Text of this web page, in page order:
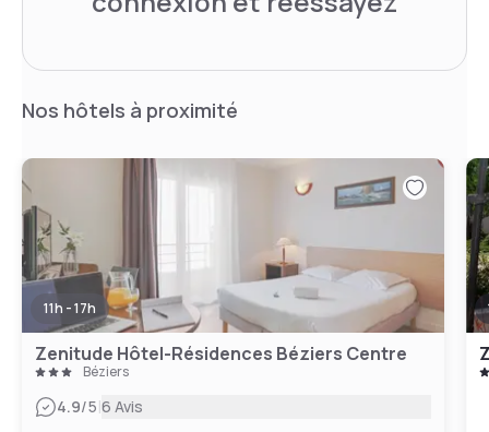
Nos hôtels à proximité
11h - 17h
Zenitude Hôtel-Résidences Béziers Centre
Béziers
4.9/5|6 Avis